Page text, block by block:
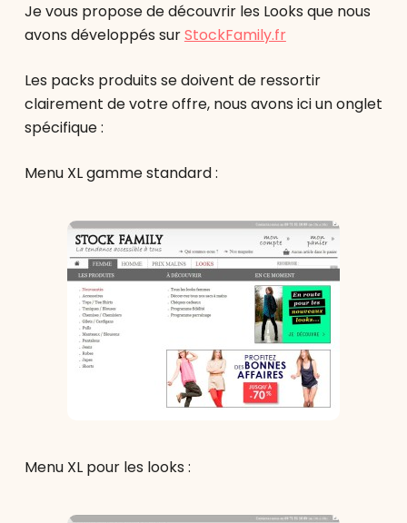
Je vous propose de découvrir les Looks que nous
avons développés surStockFamily.fr
Les packs produits se doivent de ressortir
clairement de votre offre, nous avons ici un onglet
spécifique :
Menu XL gamme standard :
Menu XL pour les looks :